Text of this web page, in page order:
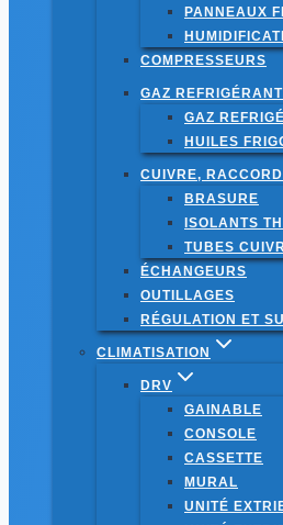
PANNEAUX
COMPRESSEURS
GAZ
GAZ
HUILES
CUIVRE,
BRASURE
ISOLANTS
TUBES
ÉCHANGEURS
OUTILLAGES
RÉGULATION ET
CLIMATISATION
DRV
GAINABLE
CONSOLE
CASSETTE
MURAL
UNITÉ